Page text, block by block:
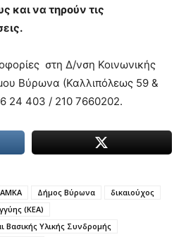
και να τηρούν τις
στη Δ/νση Κοινωνικής
Βύρωνα (Καλλιπόλεως 59 &
24 403 / 210 7660202.
ΑΜΚΑ Δήμος Βύρωνα
δικαιούχος
(ΚΕΑ)
Βασικής Υλικής Συνδρομής